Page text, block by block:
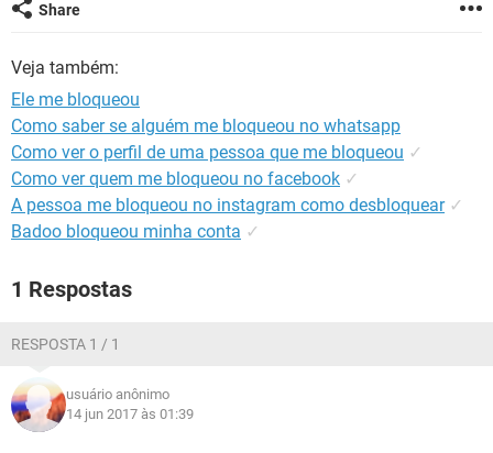
OUTLOOK
GUIA DE COMPRAS
Share
Veja também:
Ele me bloqueou
Como saber se alguém me bloqueou no whatsapp
Como ver o perfil de uma pessoa que me bloqueou ✓
Como ver quem me bloqueou no facebook ✓
A pessoa me bloqueou no instagram como desbloquear ✓
Badoo bloqueou minha conta ✓
1 Respostas
RESPOSTA 1 / 1
usuário anônimo
14 jun 2017 às 01:39